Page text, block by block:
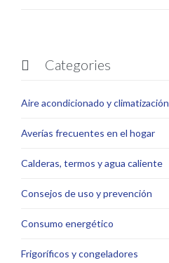
 Categories
Aire acondicionado y climatización
Averías frecuentes en el hogar
Calderas, termos y agua caliente
Consejos de uso y prevención
Consumo energético
Frigoríficos y congeladores